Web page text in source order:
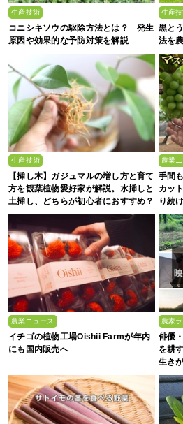
生産技術
コニシキソウの駆除方法とは？ 発生
原因や効果的な予防対策を解説
生産
黒と
法を
生産技術
【挿し木】ガジュマルの増し方と育て
方を観葉植物愛好家が解説。水挿しと
土挿し、どちらが初心者におすすめ？
農業
手間
カッ
り続
農業ニュース
イチゴの植物工場Oishii Farmが年内
にも国内販売へ
農家
俳優
を耕
生き